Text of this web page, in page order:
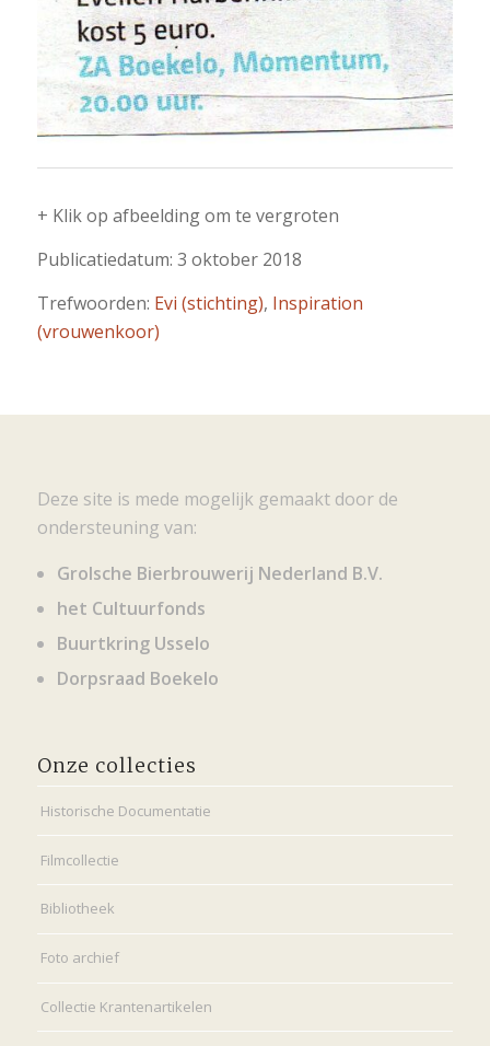
+ Klik op afbeelding om te vergroten
Publicatiedatum: 3 oktober 2018
Trefwoorden: Evi (stichting), Inspiration
(vrouwenkoor)
Deze site is mede mogelijk gemaakt door de
ondersteuning van:
Grolsche Bierbrouwerij Nederland B.V.
het Cultuurfonds
Buurtkring Usselo
Dorpsraad Boekelo
Onze collecties
Historische Documentatie
Filmcollectie
Bibliotheek
Foto archief
Collectie Krantenartikelen